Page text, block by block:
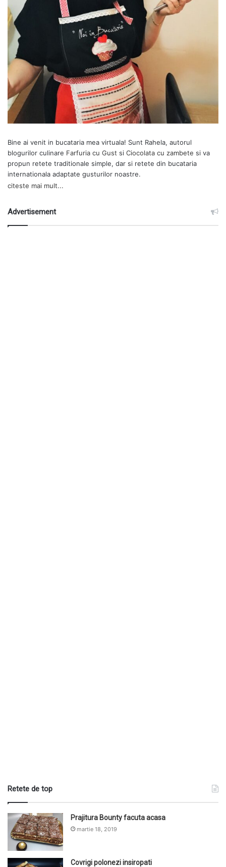
Bine ai venit in bucataria mea virtuala! Sunt Rahela, autorul
blogurilor culinare Farfuria cu Gust si Ciocolata cu zambete si va
propun retete traditionale simple, dar si retete din bucataria
internationala adaptate gusturilor noastre.
citeste mai mult...
Advertisement
Retete de top
Prajitura Bounty facuta acasa
martie 18, 2019
Covrigi polonezi insiropati